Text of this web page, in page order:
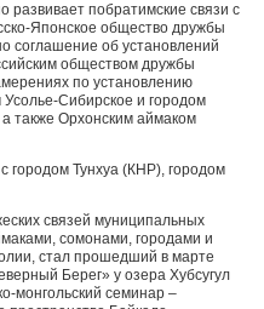
побратимские связи с
Японское общество дружбы
соглашение об установлений
обществом дружбы
по установлению
Сибирское и городом
также Орхонским аймаком
городом Тунхуа (КНР), городом
связей муниципальных
сомонами, городами и
стал прошедший в марте
Берег» у озера Хубсугул
монгольский семинар –